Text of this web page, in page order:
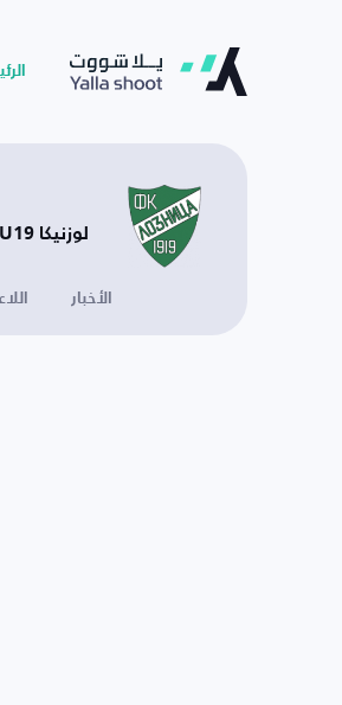
لوزنيكا U19 - صربيا
الأخبار